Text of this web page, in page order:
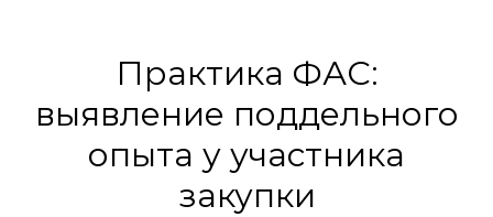
Практика ФАС:
выявление поддельного
опыта у участника
закупки